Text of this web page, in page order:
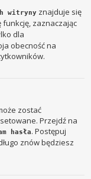
witryny znajduje się
funkcję, zaznaczając
dla
obecność na
zostać
Przejdź na
hasła. Postępuj
znów będziesz